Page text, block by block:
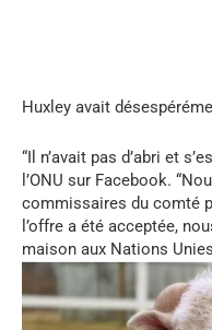
Huxley avait
“Il n’avait pas d’abri et
l’ONU sur Facebook.
commissaires du comté
l’offre a été acceptée,
maison aux Nations